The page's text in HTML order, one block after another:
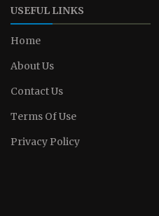
USEFUL LINKS
Home
About Us
Contact Us
Terms Of Use
Privacy Policy